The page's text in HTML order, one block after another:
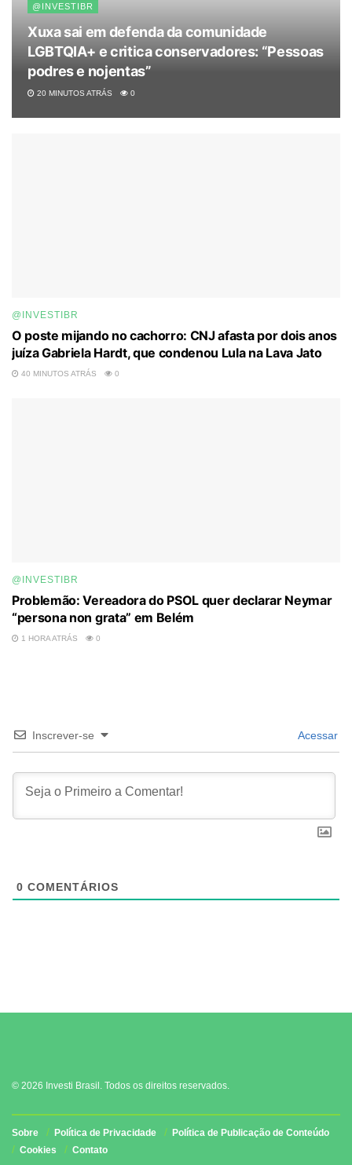
@INVESTIBR
Xuxa sai em defenda da comunidade
LGBTQIA+ e critica conservadores: “Pessoas
podres e nojentas”
20 MINUTOS ATRÁS 0
@INVESTIBR
O poste mijando no cachorro: CNJ afasta por dois anos
juíza Gabriela Hardt, que condenou Lula na Lava Jato
40 MINUTOS ATRÁS 0
@INVESTIBR
Problemão: Vereadora do PSOL quer declarar Neymar
“persona non grata” em Belém
1 HORA ATRÁS 0
Inscrever-se Acessar
0 COMENTÁRIOS
© 2026 Investi Brasil. Todos os direitos reservados.
Sobre Política de Privacidade
Política de Publicação de Conteúdo
Cookies
Contato